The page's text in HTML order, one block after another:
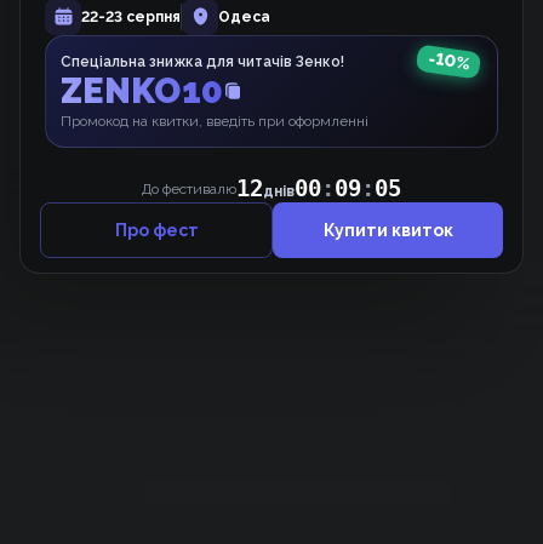
Закохані мимоволі
Манхва
22-23 серпня
Одеса
Спеціальна знижка для читачів Зенко!
ZENKO10
Промокод на квитки, введіть при оформленні
-10%
До фестивалю12днів00:09:05
Про фест Купити квиток